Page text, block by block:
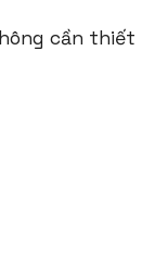
cần thiết